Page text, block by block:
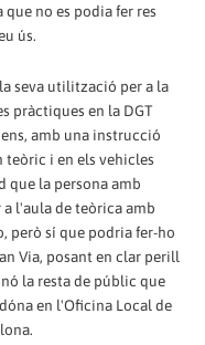
no es podia fer res
ús.
seva utilització per a la
pràctiques en la DGT
amb una instrucció
teòric i en els vehicles
que la persona amb
l'aula de teòrica amb
però sí que podria fer-ho
Via, posant en clar perill
la resta de públic que
en l'Oficina Local de